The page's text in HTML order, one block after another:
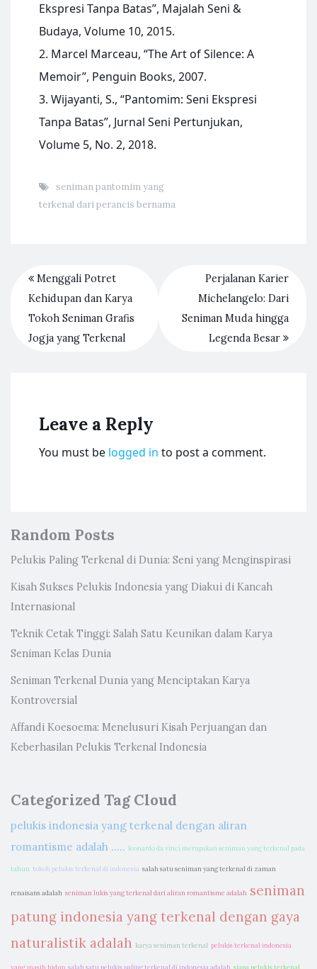
Ekspresi Tanpa Batas”, Majalah Seni &
Budaya, Volume 10, 2015.
2. Marcel Marceau, “The Art of Silence: A
Memoir”, Penguin Books, 2007.
3. Wijayanti, S., “Pantomim: Seni Ekspresi
Tanpa Batas”, Jurnal Seni Pertunjukan,
Volume 5, No. 2, 2018.
seniman pantomim yang
terkenal dari perancis bernama
Menggali Potret
Kehidupan dan Karya
Tokoh Seniman Grafis
Jogja yang Terkenal
Perjalanan Karier
Michelangelo: Dari
Seniman Muda hingga
Legenda Besar
Leave a Reply
You must be logged in to post a comment.
Random Posts
Pelukis Paling Terkenal di Dunia: Seni yang Menginspirasi
Kisah Sukses Pelukis Indonesia yang Diakui di Kancah
Internasional
Teknik Cetak Tinggi: Salah Satu Keunikan dalam Karya
Seniman Kelas Dunia
Seniman Terkenal Dunia yang Menciptakan Karya
Kontroversial
Affandi Koesoema: Menelusuri Kisah Perjuangan dan
Keberhasilan Pelukis Terkenal Indonesia
Categorized Tag Cloud
pelukis indonesia yang terkenal dengan aliran
romantisme adalah ..... leonardo da vinci merupakan seniman yang terkenal pada
tahun tokoh pelukis terkenal di indonesia salah satu seniman yang terkenal di zaman
renaisans adalah seniman lukis yang terkenal dari aliran romantisme adalah seniman
patung indonesia yang terkenal dengan gaya
naturalistik adalah karya seniman terkenal pelukis terkenal indonesia